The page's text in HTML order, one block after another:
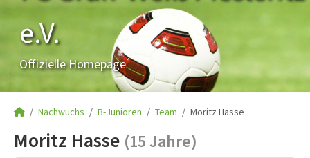
e.V.
Offizielle Homepage
Nachwuchs B-Junioren Team Moritz Hasse
Moritz Hasse (15 Jahre)